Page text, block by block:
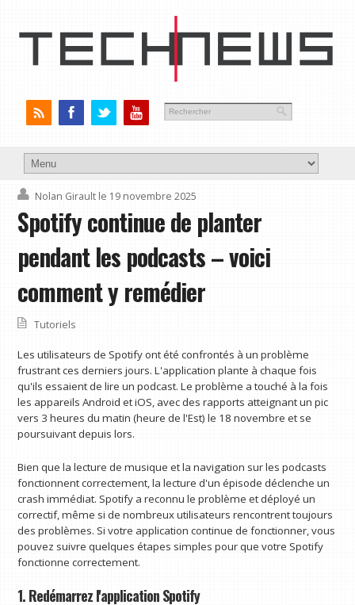
Nolan Girault le 19 novembre 2025
Spotify continue de planter
pendant les podcasts – voici
comment y remédier
Tutoriels
Les utilisateurs de Spotify ont été confrontés à un problème
frustrant ces derniers jours. L'application plante à chaque fois
qu'ils essaient de lire un podcast. Le problème a touché à la fois
les appareils Android et iOS, avec des rapports atteignant un pic
vers 3 heures du matin (heure de l'Est) le 18 novembre et se
poursuivant depuis lors.
Bien que la lecture de musique et la navigation sur les podcasts
fonctionnent correctement, la lecture d'un épisode déclenche un
crash immédiat. Spotify a reconnu le problème et déployé un
correctif, même si de nombreux utilisateurs rencontrent toujours
des problèmes. Si votre application continue de fonctionner, vous
pouvez suivre quelques étapes simples pour que votre Spotify
fonctionne correctement.
1. Redémarrez l'application Spotify